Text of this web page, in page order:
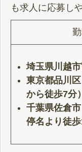
も求人に応募し
埼玉県川越
東京都品川
から徒歩7分）
千葉県佐倉
停名より徒歩